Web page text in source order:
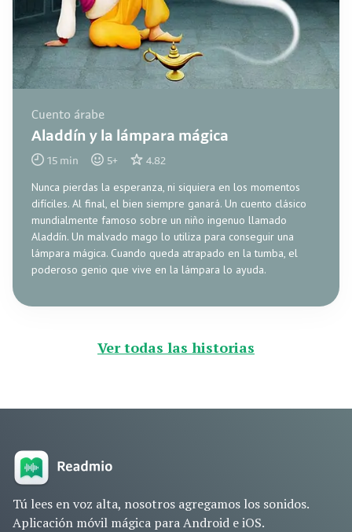
Cuento árabe
Aladdín y la lámpara mágica
15 min 5+ 4.82
Nunca pierdas la esperanza, ni siquiera en los momentos
difíciles. Al final, el bien siempre ganará. Un cuento clásico
mundialmente famoso sobre un niño ingenuo llamado
Aladdín. Un malvado mago lo utiliza para conseguir una
lámpara mágica. Cuando queda atrapado en la tumba, el
poderoso genio que vive en la lámpara lo ayuda.
Ver todas las historias
Tú lees en voz alta, nosotros agregamos los sonidos.
Aplicación móvil mágica para Android e iOS.